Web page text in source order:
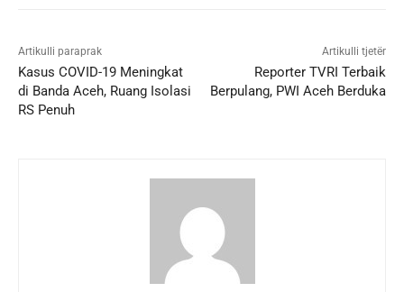
Artikulli paraprak
Kasus COVID-19 Meningkat
di Banda Aceh, Ruang Isolasi
RS Penuh
Artikulli tjetër
Reporter TVRI Terbaik
Berpulang, PWI Aceh Berduka